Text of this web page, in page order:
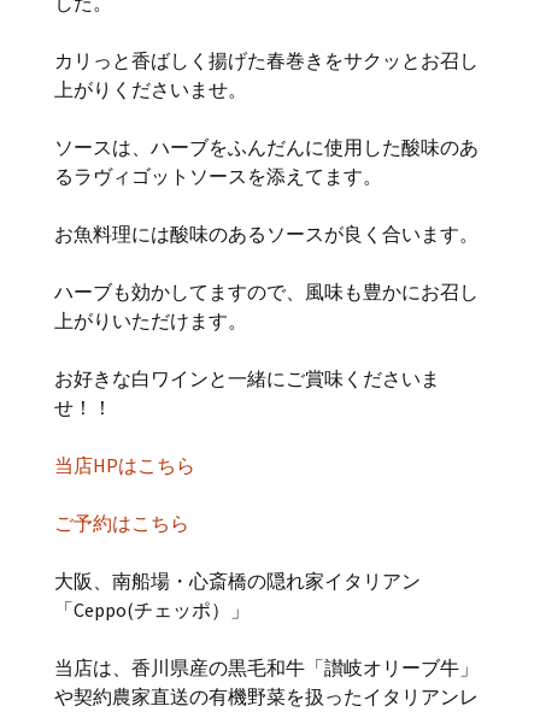
カリっと香ばしく揚げた春巻きをサクッとお召し
上がりくださいませ。
ソースは、ハーブをふんだんに使用した酸味のあ
るラヴィゴットソースを添えてます。
お魚料理には酸味のあるソースが良く合います。
ハーブも効かしてますので、風味も豊かにお召し
上がりいただけます。
お好きな白ワインと一緒にご賞味くださいま
せ！！
当店HPはこちら
ご予約はこちら
大阪、南船場・心斎橋の隠れ家イタリアン
「Ceppo(チェッポ）」
当店は、香川県産の黒毛和牛「讃岐オリーブ牛」
や契約農家直送の有機野菜を扱ったイタリアンレ